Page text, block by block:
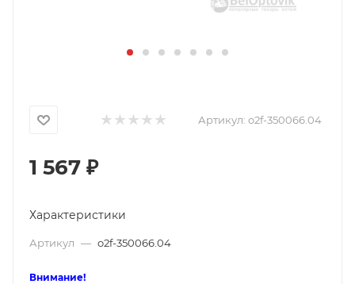
Артикул: o2f-350066.04
1 567 ₽
Характеристики
Артикул — o2f-350066.04
Внимание!